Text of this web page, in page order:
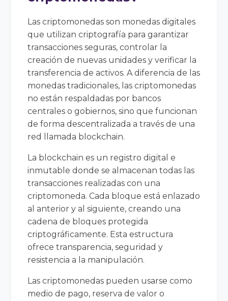
Las criptomonedas son monedas digitales
que utilizan criptografía para garantizar
transacciones seguras, controlar la
creación de nuevas unidades y verificar la
transferencia de activos. A diferencia de las
monedas tradicionales, las criptomonedas
no están respaldadas por bancos
centrales o gobiernos, sino que funcionan
de forma descentralizada a través de una
red llamada blockchain.
La blockchain es un registro digital e
inmutable donde se almacenan todas las
transacciones realizadas con una
criptomoneda. Cada bloque está enlazado
al anterior y al siguiente, creando una
cadena de bloques protegida
criptográficamente. Esta estructura
ofrece transparencia, seguridad y
resistencia a la manipulación.
Las criptomonedas pueden usarse como
medio de pago, reserva de valor o